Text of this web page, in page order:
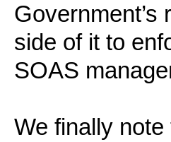
side of it to
SOAS
We finally